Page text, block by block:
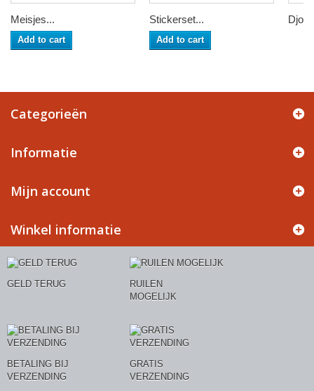
Meisjes...
Add to cart
Stickerset...
Add to cart
Categorieën
Informatie
Mijn account
Winkel informatie
GELD TERUG
RUILEN
MOGELIJK
BETALING BIJ
VERZENDING
GRATIS
VERZENDING